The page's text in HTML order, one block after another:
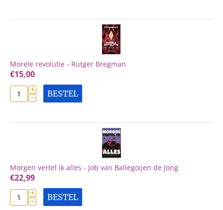
Morele revolutie - Rutger Bregman
€15,00
+
− BESTEL
Morgen vertel ik alles - Job van Ballegoijen de Jong
€22,99
+
− BESTEL